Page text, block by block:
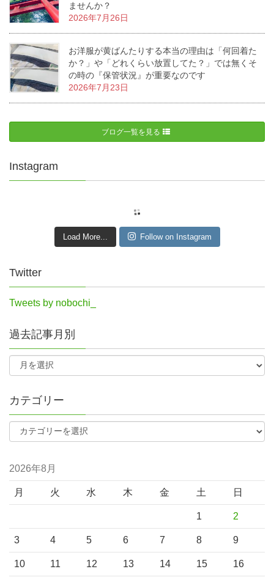
ませんか？
2026年7月26日
お洋服が黄ばんたりする本当の理由は「何回着た
か？」や「どれくらい放置してた？」では無くそ
の時の『保管状況』が重要なのです
2026年7月23日
ブログ一覧を見る
Instagram
Load More... Follow on Instagram
Twitter
Tweets by nobochi_
過去記事月別
カテゴリー
2026年8月
月 火 水 木 金 土 日
1 2
3 4 5 6 7 8 9
10 11 12 13 14 15 16